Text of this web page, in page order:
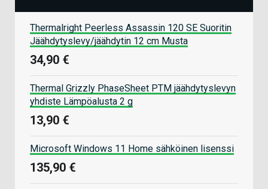
Thermalright Peerless Assassin 120 SE Suoritin
Jäähdytyslevy/jäähdytin 12 cm Musta
34,90 €
Thermal Grizzly PhaseSheet PTM jäähdytyslevyn
yhdiste Lämpöalusta 2 g
13,90 €
Microsoft Windows 11 Home sähköinen lisenssi
135,90 €